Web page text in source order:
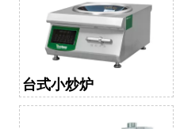
台式小炒炉